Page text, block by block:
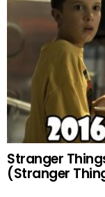
Stranger
(Stranger